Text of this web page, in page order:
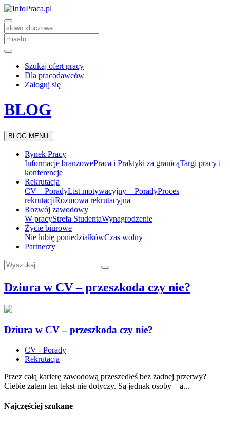
Szukaj ofert pracy
Dla pracodawców
Zaloguj się
BLOG
BLOG MENU
Rynek Pracy
Informacje branżowePraca i Praktyki za granicąTargi pracy i
konferencje
Rekrutacja
CV – PoradyList motywacyjny – PoradyProces
rekrutacjiRozmowa rekrutacyjna
Rozwój zawodowy
W pracyStrefa StudentaWynagrodzenie
Życie biurowe
Nie lubię poniedziałkówCzas wolny
Partnerzy
Dziura w CV – przeszkoda czy nie?
Dziura w CV – przeszkoda czy nie?
CV - Porady
Rekrutacja
Przez całą karierę zawodową przeszedłeś bez żadnej przerwy?
Ciebie zatem ten tekst nie dotyczy. Są jednak osoby – a...
Najczęściej szukane